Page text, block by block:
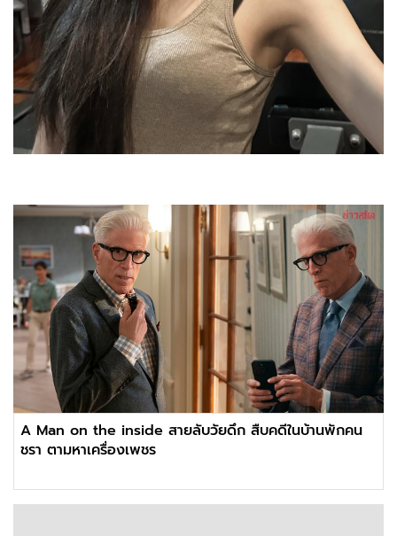
A Man on the inside สายลับวัยดึก สืบคดีในบ้านพักคน
ชรา ตามหาเครื่องเพชร